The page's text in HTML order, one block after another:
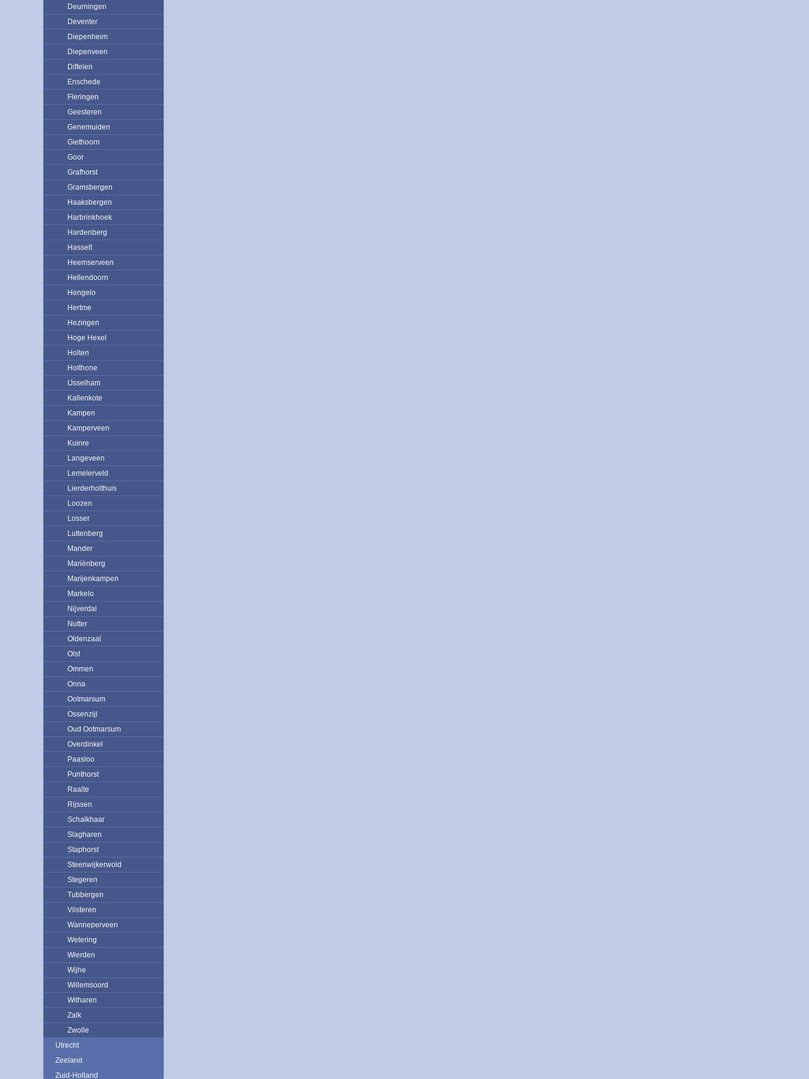
Deurningen
Deventer
Diepenheim
Diepenveen
Diffelen
Enschede
Fleringen
Geesteren
Genemuiden
Giethoorn
Goor
Grafhorst
Gramsbergen
Haaksbergen
Harbrinkhoek
Hardenberg
Hasselt
Heemserveen
Hellendoorn
Hengelo
Hertme
Hezingen
Hoge Hexel
Holten
Holthone
IJsselham
Kallenkote
Kampen
Kamperveen
Kuinre
Langeveen
Lemelerveld
Lierderholthuis
Loozen
Losser
Luttenberg
Mander
Mariënberg
Marijenkampen
Markelo
Nijverdal
Nutter
Oldenzaal
Olst
Ommen
Onna
Ootmarsum
Ossenzijl
Oud Ootmarsum
Overdinkel
Paasloo
Punthorst
Raalte
Rijssen
Schalkhaar
Slagharen
Staphorst
Steenwijkerwold
Stegeren
Tubbergen
Vilsteren
Wanneperveen
Wetering
Wierden
Wijhe
Willemsoord
Witharen
Zalk
Zwolle
Utrecht
Zeeland
Zuid-Holland